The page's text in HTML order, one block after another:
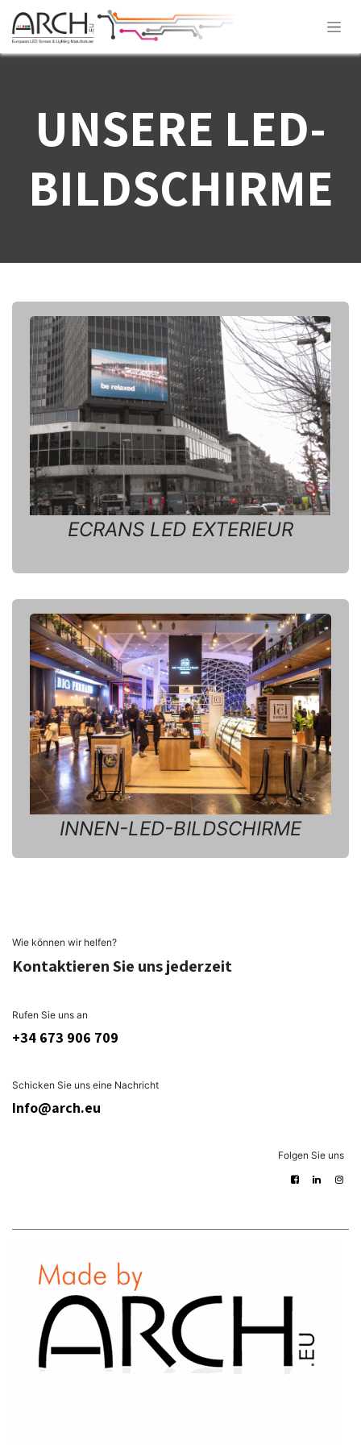
UNSERE LED-
BILDSCHIRME
ECRANS LED EXTERIEUR
INNEN-LED-BILDSCHIRME
Wie können wir helfen?
Kontaktieren Sie uns jederzeit
Rufen Sie uns an
+34 673 906 709
Schicken Sie uns eine Nachricht
Info@arch.eu
Folgen Sie uns